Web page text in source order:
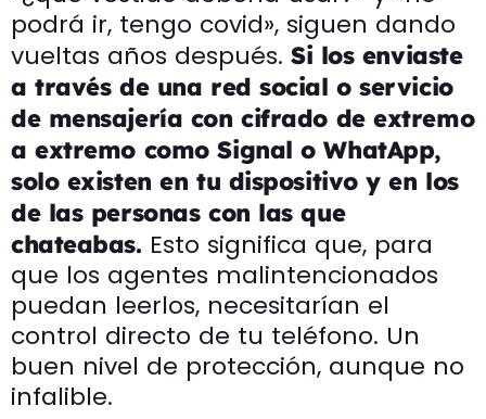
podrá ir, tengo covid», siguen dando
vueltas años después. Si los enviaste
a través de una red social o servicio
de mensajería con cifrado de extremo
a extremo como Signal o WhatApp,
solo existen en tu dispositivo y en los
de las personas con las que
chateabas. Esto significa que, para
que los agentes malintencionados
puedan leerlos, necesitarían el
control directo de tu teléfono. Un
buen nivel de protección, aunque no
infalible.